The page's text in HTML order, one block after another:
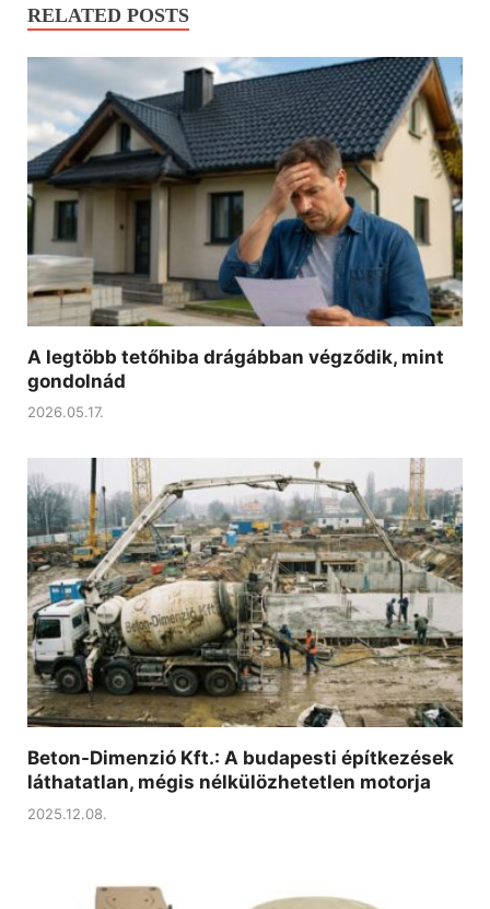
RELATED POSTS
A legtöbb tetőhiba drágábban végződik, mint
gondolnád
2026.05.17.
Beton-Dimenzió Kft.: A budapesti építkezések
láthatatlan, mégis nélkülözhetetlen motorja
2025.12.08.